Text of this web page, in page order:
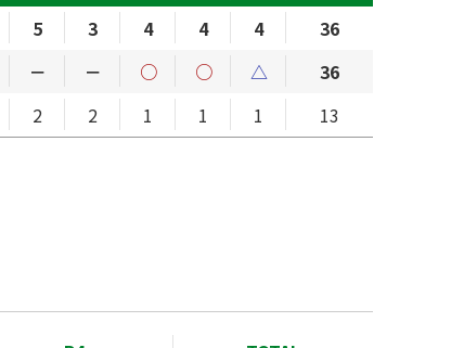
5 3 4 4 4
36
－ － ○ ○ △
36
2 2 1 1 1 13